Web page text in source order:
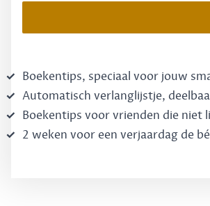
Boekentips, speciaal voor jouw
Automatisch verlanglijstje,
Boekentips voor vrienden die niet
2 weken voor een verjaardag de